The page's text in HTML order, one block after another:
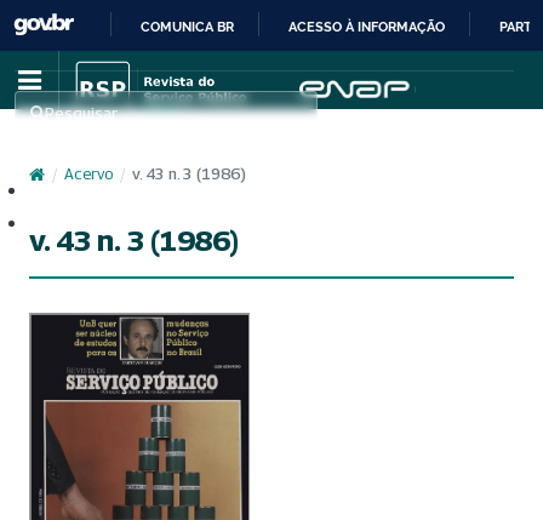
IR
PARA
COMUNICA BR ACESSO À INFORMAÇÃO
Pesquisar
/ Acervo / v. 43 n. 3 (1986)
v. 43 n. 3 (1986)